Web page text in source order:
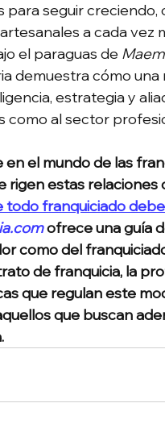
seguir
a cada vez
el paraguas de
demuestra cómo
estrategia y
como al sector
el mundo de las
rigen estas relaciones
todo franquiciado
ofrece una guía
como del
de franquicia, la
que regulan este
que buscan